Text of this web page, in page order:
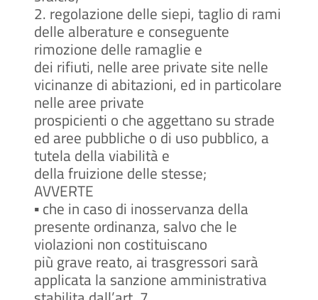
2. regolazione delle siepi, taglio di rami
delle alberature e conseguente
rimozione delle ramaglie e
dei rifiuti, nelle aree private site nelle
vicinanze di abitazioni, ed in particolare
nelle aree private
prospicienti o che aggettano su strade
ed aree pubbliche o di uso pubblico, a
tutela della viabilità e
della fruizione delle stesse;
AVVERTE
▪ che in caso di inosservanza della
presente ordinanza, salvo che le
violazioni non costituiscano
più grave reato, ai trasgressori sarà
applicata la sanzione amministrativa